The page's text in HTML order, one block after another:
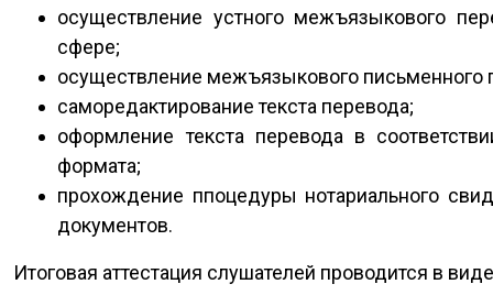
осуществление устного межъязыкового
сфере;
осуществление межъязыкового
саморедактирование текста перевода;
оформление текста перевода в
формата;
прохождение ппоцедуры нотариального
документов.
Итоговая аттестация слушателей проводится в